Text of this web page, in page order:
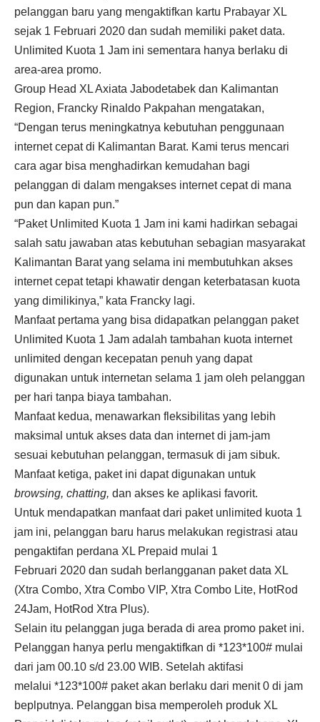
pelanggan baru yang mengaktifkan kartu Prabayar XL
sejak 1 Februari 2020 dan sudah memiliki paket data.
Unlimited Kuota 1 Jam ini sementara hanya berlaku di
area-area promo.
Group Head XL Axiata Jabodetabek dan Kalimantan
Region, Francky Rinaldo Pakpahan mengatakan,
“Dengan terus meningkatnya kebutuhan penggunaan
internet cepat di Kalimantan Barat. Kami terus mencari
cara agar bisa menghadirkan kemudahan bagi
pelanggan di dalam mengakses internet cepat di mana
pun dan kapan pun.”
“Paket Unlimited Kuota 1 Jam ini kami hadirkan sebagai
salah satu jawaban atas kebutuhan sebagian masyarakat
Kalimantan Barat yang selama ini membutuhkan akses
internet cepat tetapi khawatir dengan keterbatasan kuota
yang dimilikinya,” kata Francky lagi.
Manfaat pertama yang bisa didapatkan pelanggan paket
Unlimited Kuota 1 Jam adalah tambahan kuota internet
unlimited dengan kecepatan penuh yang dapat
digunakan untuk internetan selama 1 jam oleh pelanggan
per hari tanpa biaya tambahan.
Manfaat kedua, menawarkan fleksibilitas yang lebih
maksimal untuk akses data dan internet di jam-jam
sesuai kebutuhan pelanggan, termasuk di jam sibuk.
Manfaat ketiga, paket ini dapat digunakan untuk
browsing, chatting, dan akses ke aplikasi favorit.
Untuk mendapatkan manfaat dari paket unlimited kuota 1
jam ini, pelanggan baru harus melakukan registrasi atau
pengaktifan perdana XL Prepaid mulai 1
Februari 2020 dan sudah berlangganan paket data XL
(Xtra Combo, Xtra Combo VIP, Xtra Combo Lite, HotRod
24Jam, HotRod Xtra Plus).
Selain itu pelanggan juga berada di area promo paket ini.
Pelanggan hanya perlu mengaktifkan di *123*100# mulai
dari jam 00.10 s/d 23.00 WIB. Setelah aktifasi
melalui *123*100# paket akan berlaku dari menit 0 di jam
beplputnya. Pelanggan bisa memperoleh produk XL